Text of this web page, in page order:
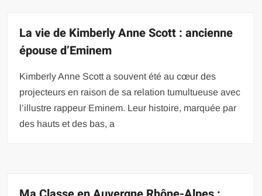
La vie de Kimberly Anne Scott : ancienne
épouse d’Eminem
Kimberly Anne Scott a souvent été au cœur des
projecteurs en raison de sa relation tumultueuse avec
l’illustre rappeur Eminem. Leur histoire, marquée par
des hauts et des bas, a